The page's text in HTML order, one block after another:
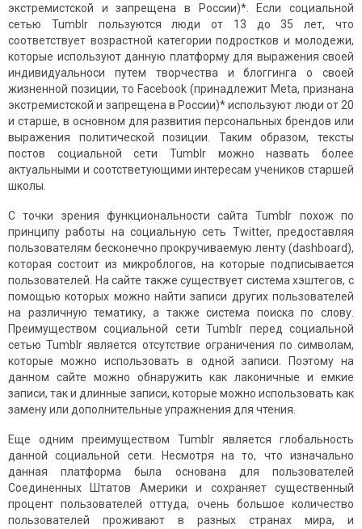
экстремистской и запрещена в России)*. Если социальной
сетью Tumblr пользуются люди от 13 до 35 лет, что
соответствует возрастной категории подростков и молодежи,
которые используют данную платформу для выражения своей
индивидуальноси путем творчества и блоггинга о своей
жизненной позиции, то Facebook (принадлежит Meta, признана
экстремистской и запрещена в России)* используют люди от 20
и старше, в основном для развития персональных брендов или
выражения политической позиции. Таким образом, тексты
постов социальной сети Tumblr можно назвать более
актуальными и соотстветующими интересам учеников старшей
школы.
С точки зрения функциональности сайта Tumblr похож по
принципу работы на социальную сеть Twitter, предоставляя
пользователям бесконечно прокручиваемую ленту (dashboard),
которая состоит из микроблогов, на которые подписывается
пользователей. На сайте также существует система хэштегов, с
помощью которых можно найти записи других пользователей
на различную тематику, а также система поиска по слову.
Преимуществом социальной сети Tumblr перед социальной
сетью Tumblr является отсутствие ограничения по символам,
которые можно использовать в одной записи. Поэтому на
данном сайте можно обнаружить как лаконичные и емкие
записи, так и длинные записи, которые можно использовать как
замену или дополнительные упражнения для чтения.
Еще одним преимуществом Tumblr является глобальность
данной социальной сети. Несмотря на то, что изначально
данная платформа была основана для пользователей
Соединенных Штатов Америки и сохраняет существенный
процент пользователей оттуда, очень большое количество
пользователей проживают в разных странах мира, и